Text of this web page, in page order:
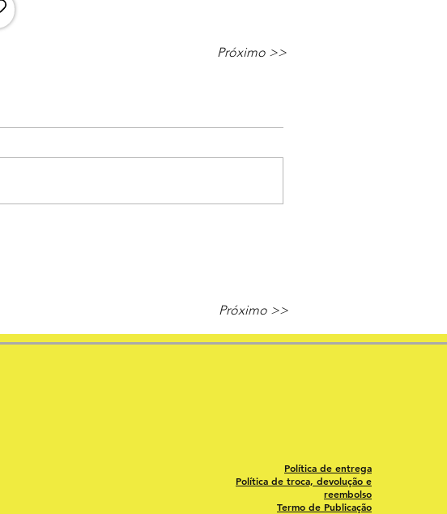
Próximo >>
Próximo >>
Política de entrega
Política de troca, devolução e
reembolso
Termo de Publicação